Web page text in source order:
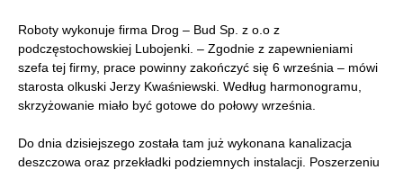
Roboty wykonuje firma Drog – Bud Sp. z o.o z
podczęstochowskiej Lubojenki. – Zgodnie z zapewnieniami
szefa tej firmy, prace powinny zakończyć się 6 września – mówi
starosta olkuski Jerzy Kwaśniewski. Według harmonogramu,
skrzyżowanie miało być gotowe do połowy września.
Do dnia dzisiejszego została tam już wykonana kanalizacja
deszczowa oraz przekładki podziemnych instalacji. Poszerzeniu